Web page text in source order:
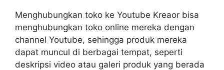
Menghubungkan toko ke Youtube Kreaor bisa
menghubungkan toko online mereka dengan
channel Youtube, sehingga produk mereka
dapat muncul di berbagai tempat, seperti
deskripsi video atau galeri produk yang berada